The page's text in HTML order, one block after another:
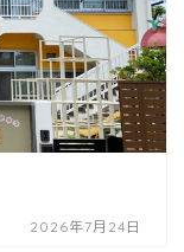
2026年7月24日